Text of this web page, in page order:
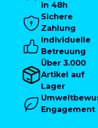
in 48h
Sichere
Zahlung
Individuelle
Betreuung
Über 3.000
Artikel auf
Lager
Engagement